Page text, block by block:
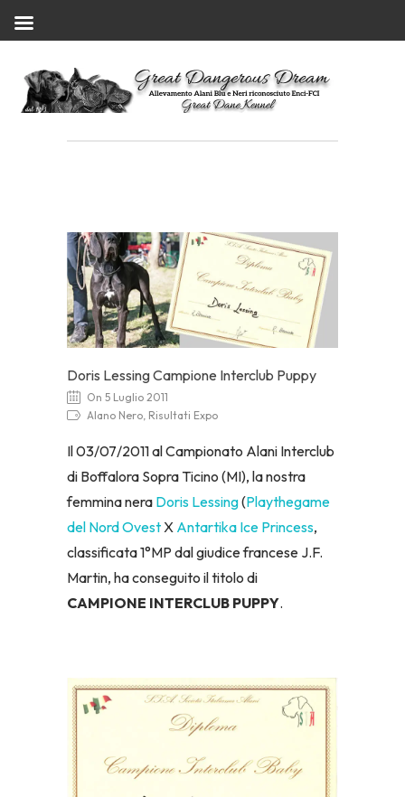
Doris Lessing Campione Interclub Puppy
On 5 Luglio 2011
Alano Nero, Risultati Expo
Il 03/07/2011 al Campionato Alani Interclub
di Boffalora Sopra Ticino (MI), la nostra
femmina nera Doris Lessing(Playthegame
del Nord Ovest X Antartika Ice Princess,
classificata 1°MP dal giudice francese J.F.
Martin, ha conseguito il titolo di
CAMPIONE INTERCLUB PUPPY.